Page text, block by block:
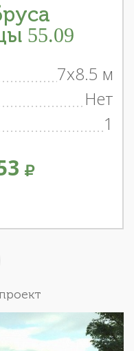
55.09
7x8.5 м
Нет
1